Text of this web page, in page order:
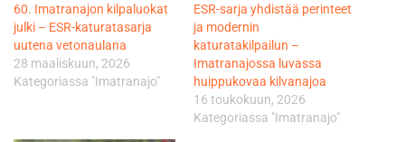
60. Imatranajon kilpaluokat
julki – ESR-katuratasarja
uutena vetonaulana
28 maaliskuun, 2026
Kategoriassa "Imatranajo"
ESR-sarja yhdistää perinteet
ja modernin
katuratakilpailun –
Imatranajossa luvassa
huippukovaa kilvanajoa
16 toukokuun, 2026
Kategoriassa "Imatranajo"